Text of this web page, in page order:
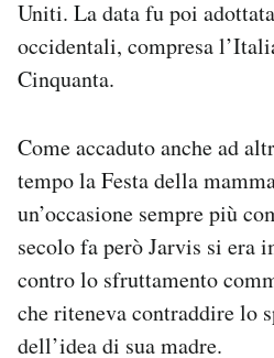
Uniti. La data fu poi
occidentali, compresa
Cinquanta.
Come accaduto anche ad
tempo la Festa della
un’occasione sempre più
secolo fa però Jarvis si era
contro lo sfruttamento
che riteneva contraddire lo
dell’idea di sua madre.